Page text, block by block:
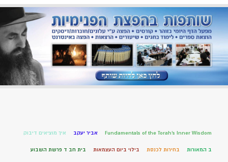
Fundamentals of the Torah’s Inner Wisdom אביר יעקב איך מוציאים דיבוק
ב המאורות בחירות לכנסת בילוי ביום העצמאות בית חב ד פרשת השבוע